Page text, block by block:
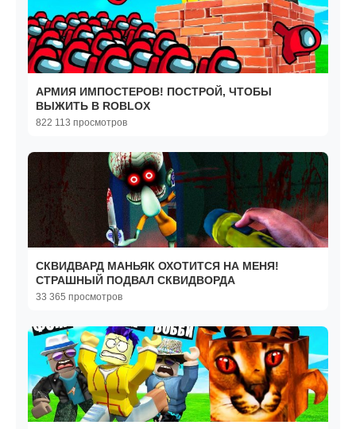
АРМИЯ ИМПОСТЕРОВ! ПОСТРОЙ, ЧТОБЫ
ВЫЖИТЬ В ROBLOX
822 113 просмотров
СКВИДВАРД МАНЬЯК ОХОТИТСЯ НА МЕНЯ!
СТРАШНЫЙ ПОДВАЛ СКВИДВОРДА
33 365 просмотров